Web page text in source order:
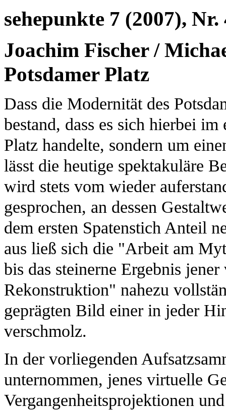
sehepunkte 7 (2007), Nr.
Joachim Fischer /
Potsdamer Platz
Dass die Modernität des
bestand, dass es sich hierbei
Platz handelte, sondern um
lässt die heutige spektakuläre
wird stets vom wieder
gesprochen, an dessen
dem ersten Spatenstich Anteil
aus ließ sich die "Arbeit am
bis das steinerne Ergebnis
Rekonstruktion" nahezu
geprägten Bild einer in jeder
verschmolz.
In der vorliegenden
unternommen, jenes virtuelle
Vergangenheitsprojektionen